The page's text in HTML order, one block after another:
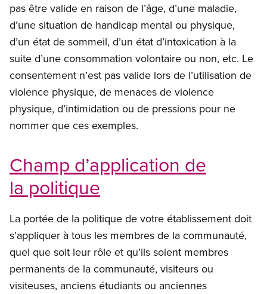
pas être valide en raison de l’âge, d’une maladie,
d’une situation de handicap mental ou physique,
d’un état de sommeil, d’un état d’intoxication à la
suite d’une consommation volontaire ou non, etc. Le
consentement n’est pas valide lors de l’utilisation de
violence physique, de menaces de violence
physique, d’intimidation ou de pressions pour ne
nommer que ces exemples.
Champ d’application de
la politique
La portée de la politique de votre établissement doit
s’appliquer à tous les membres de la communauté,
quel que soit leur rôle et qu’ils soient membres
permanents de la communauté, visiteurs ou
visiteuses, anciens étudiants ou anciennes